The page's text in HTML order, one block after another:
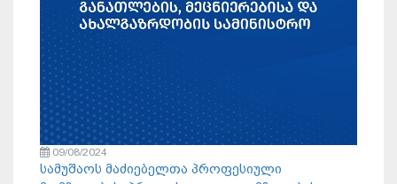
09/08/2024
სამუშაოს მაძიებელთა პროფესიული